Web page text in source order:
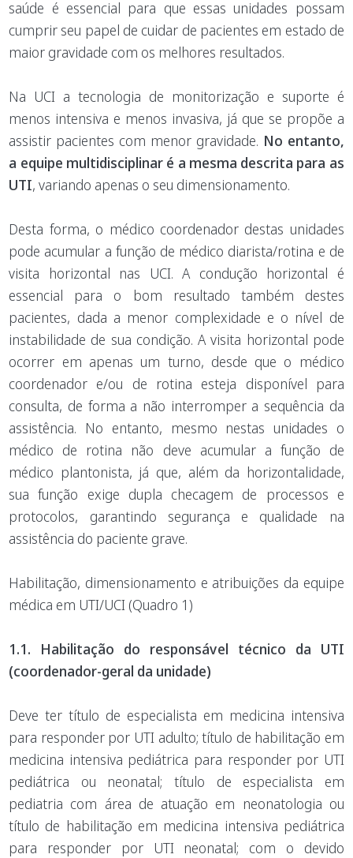
saúde é essencial para que essas unidades possam
cumprir seu papel de cuidar de pacientes em estado de
maior gravidade com os melhores resultados.
Na UCI a tecnologia de monitorização e suporte é
menos intensiva e menos invasiva, já que se propõe a
assistir pacientes com menor gravidade. No entanto,
a equipe multidisciplinar é a mesma descrita para as
UTI, variando apenas o seu dimensionamento.
Desta forma, o médico coordenador destas unidades
pode acumular a função de médico diarista/rotina e de
visita horizontal nas UCI. A condução horizontal é
essencial para o bom resultado também destes
pacientes, dada a menor complexidade e o nível de
instabilidade de sua condição. A visita horizontal pode
ocorrer em apenas um turno, desde que o médico
coordenador e/ou de rotina esteja disponível para
consulta, de forma a não interromper a sequência da
assistência. No entanto, mesmo nestas unidades o
médico de rotina não deve acumular a função de
médico plantonista, já que, além da horizontalidade,
sua função exige dupla checagem de processos e
protocolos, garantindo segurança e qualidade na
assistência do paciente grave.
Habilitação, dimensionamento e atribuições da equipe
médica em UTI/UCI (Quadro 1)
1.1. Habilitação do responsável técnico da UTI
(coordenador-geral da unidade)
Deve ter título de especialista em medicina intensiva
para responder por UTI adulto; título de habilitação em
medicina intensiva pediátrica para responder por UTI
pediátrica ou neonatal; título de especialista em
pediatria com área de atuação em neonatologia ou
título de habilitação em medicina intensiva pediátrica
para responder por UTI neonatal; com o devido